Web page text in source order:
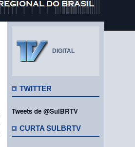
DIGITAL
TWITTER
Tweets de @SulBRTV
CURTA SULBRTV